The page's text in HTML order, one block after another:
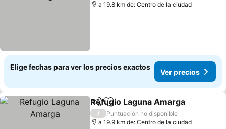
a 19.8 km de: Centro de la ciudad
Elige fechas para ver los precios exactos
Ver precios
CompartirAgregar a favoritos
Refugio Laguna Amarga
/
Puntuación no disponible
a 19.9 km de: Centro de la ciudad